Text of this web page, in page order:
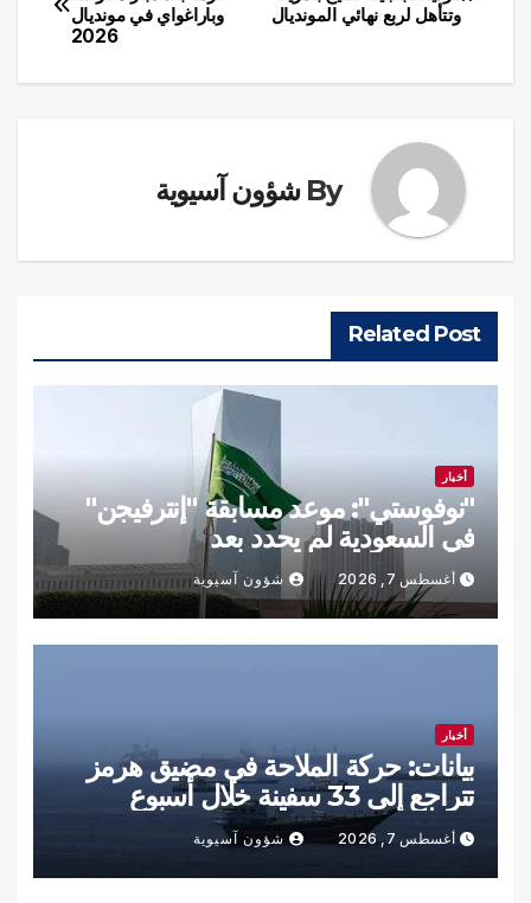
المقالات
وباراغواي في مونديال
2026
وتتأهل لربع نهائي المونديال
By شؤون آسيوية
Related Post
أخبار
"نوفوستي": موعد مسابقة "إنترفيجن"
في السعودية لم يحدد بعد
أغسطس 7, 2026 شؤون آسيوية
أخبار
بيانات: حركة الملاحة في مضيق هرمز
تتراجع إلى 33 سفينة خلال أسبوع
أغسطس 7, 2026 شؤون آسيوية